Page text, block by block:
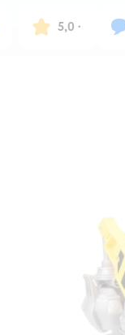
5,0 ·